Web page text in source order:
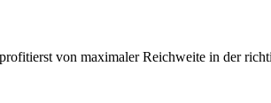
von maximaler Reichweite in der